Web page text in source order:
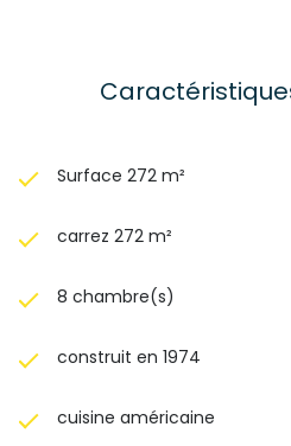
Surface 272 m²
carrez 272 m²
8 chambre(s)
construit en 1974
cuisine américaine